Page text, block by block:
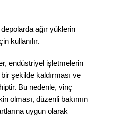
ağır yüklerin
kullanılır.
endüstriyel işletmelerin
şekilde kaldırması ve
Bu nedenle, vinç
olması, düzenli bakımın
uygun olarak